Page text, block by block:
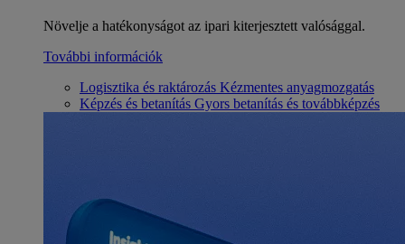
Növelje a hatékonyságot az ipari kiterjesztett valósággal.
További információk
Logisztika és raktározás Kézmentes anyagmozgatás
Képzés és betanítás Gyors betanítás és továbbképzés